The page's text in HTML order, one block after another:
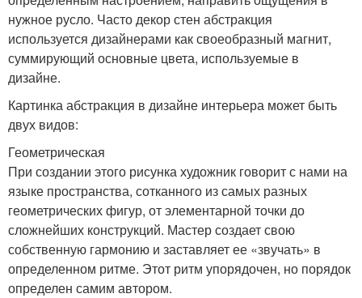
нужное русло. Часто декор стен абстракция
используется дизайнерами как своеобразный магнит,
суммирующий основные цвета, используемые в
дизайне.
Картинка абстракция в дизайне интерьера может быть
двух видов:
Геометрическая
При создании этого рисунка художник говорит с нами на
языке пространства, сотканного из самых разных
геометрических фигур, от элементарной точки до
сложнейших конструкций. Мастер создает свою
собственную гармонию и заставляет ее «звучать» в
определенном ритме. Этот ритм упорядочен, но порядок
определен самим автором.